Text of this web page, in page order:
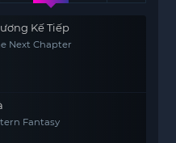
đều êm đẹp.
giữa các thành
xuất hiện. Hae Won
vấn đề này để giữ
không bị rạn
Kế Tiếp
Next Chapter
Fantasy